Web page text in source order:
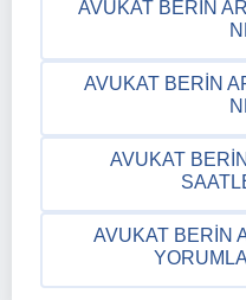
AVUKAT BERIN
AVUKAT BERIN
AVUKAT
AVUKAT BERIN